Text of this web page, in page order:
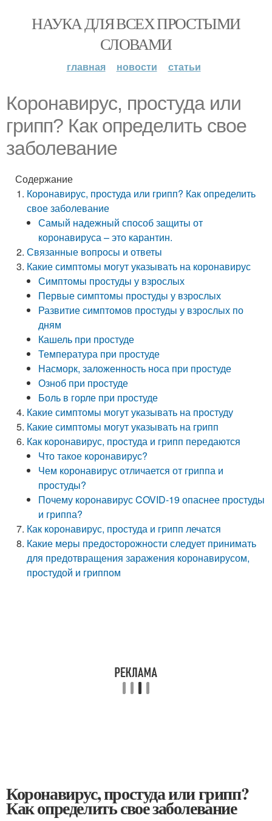
НАУКА ДЛЯ ВСЕХ ПРОСТЫМИ
СЛОВАМИ
главная новости статьи
Коронавирус, простуда или
грипп? Как определить свое
заболевание
Содержание
Коронавирус, простуда или грипп? Как определить
свое заболевание
Самый надежный способ защиты от
коронавируса – это карантин.
Связанные вопросы и ответы
Какие симптомы могут указывать на коронавирус
Симптомы простуды у взрослых
Первые симптомы простуды у взрослых
Развитие симптомов простуды у взрослых по
дням
Кашель при простуде
Температура при простуде
Насморк, заложенность носа при простуде
Озноб при простуде
Боль в горле при простуде
Какие симптомы могут указывать на простуду
Какие симптомы могут указывать на грипп
Как коронавирус, простуда и грипп передаются
Что такое коронавирус?
Чем коронавирус отличается от гриппа и
простуды?
Почему коронавирус COVID-19 опаснее простуды
и гриппа?
Как коронавирус, простуда и грипп лечатся
Какие меры предосторожности следует принимать
для предотвращения заражения коронавирусом,
простудой и гриппом
Коронавирус, простуда или грипп?
Как определить свое заболевание